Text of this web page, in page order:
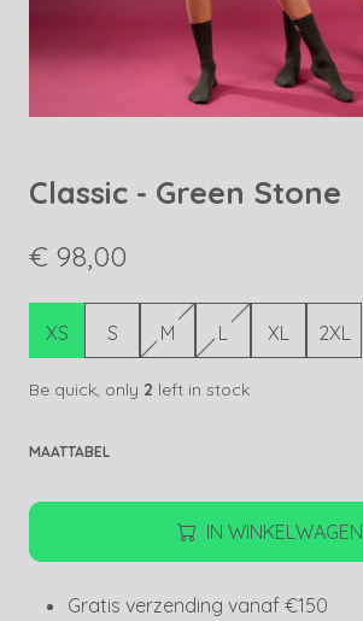
Classic - Green Stone
€ 98,00
XS S M L XL 2XL
Be quick, only 2 left in stock
MAATTABEL
IN WINKELWAGEN
Gratis verzending vanaf €150